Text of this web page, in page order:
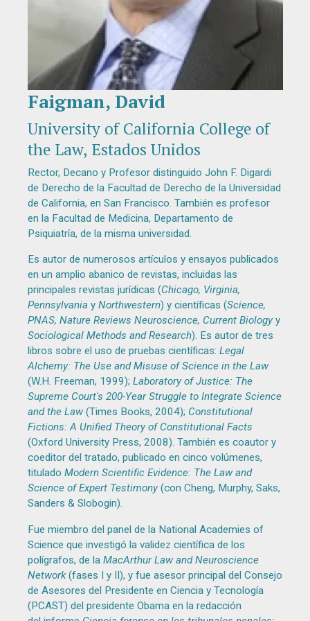
Diapositiva 1 de 1
Faigman, David
University of California College of
the Law, Estados Unidos
Rector, Decano y Profesor distinguido John F. Digardi
de Derecho de la Facultad de Derecho de la Universidad
de California, en San Francisco. También es profesor
en la Facultad de Medicina, Departamento de
Psiquiatría, de la misma universidad.
Es autor de numerosos artículos y ensayos publicados
en un amplio abanico de revistas, incluidas las
principales revistas jurídicas (Chicago, Virginia,
Pennsylvania y Northwestern) y científicas (Science,
PNAS, Nature Reviews Neuroscience, Current Biologyy
Sociological Methods and Research). Es autor de tres
libros sobre el uso de pruebas científicas: Legal
Alchemy: The Use and Misuse of Science in the Law
(W.H. Freeman, 1999); Laboratory of Justice: The
Supreme Court's 200-Year Struggle to Integrate Science
and the Law(Times Books, 2004); Constitutional
Fictions: A Unified Theory of Constitutional Facts
(Oxford University Press, 2008). También es coautor y
coeditor del tratado, publicado en cinco volúmenes,
titulado Modern Scientific Evidence: The Law and
Science of Expert Testimony(con Cheng, Murphy, Saks,
Sanders & Slobogin).
Fue miembro del panel de la National Academies of
Science que investigó la validez científica de los
polígrafos, de la MacArthur Law and Neuroscience
Network(fases I y II), y fue asesor principal del Consejo
de Asesores del Presidente en Ciencia y Tecnología
(PCAST) del presidente Obama en la redacción